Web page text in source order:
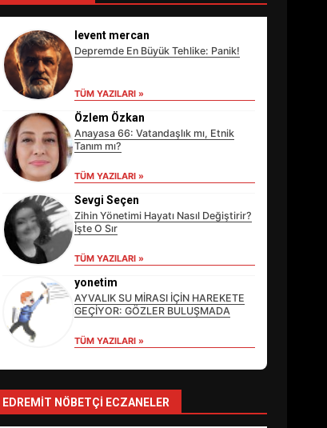
levent mercan
Depremde En Büyük Tehlike: Panik!
TÜM YAZILARI »
Özlem Özkan
Anayasa 66: Vatandaşlık mı, Etnik
Tanım mı?
TÜM YAZILARI »
Sevgi Seçen
Zihin Yönetimi Hayatı Nasıl Değiştirir?
İşte O Sır
TÜM YAZILARI »
yonetim
AYVALIK SU MİRASI İÇİN HAREKETE
GEÇİYOR: GÖZLER BULUŞMADA
TÜM YAZILARI »
EDREMIT NÖBETÇI ECZANELER
EİB’DE KRİTİK ATAMA:
SÜRDÜRÜLEBİLİRLİKTE NE
DEĞİŞECEK?
4
BAŞARDI?